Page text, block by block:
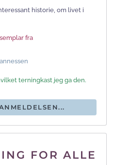
historie, om livet i
fra
terningkast jeg ga den.
FOR ALLE